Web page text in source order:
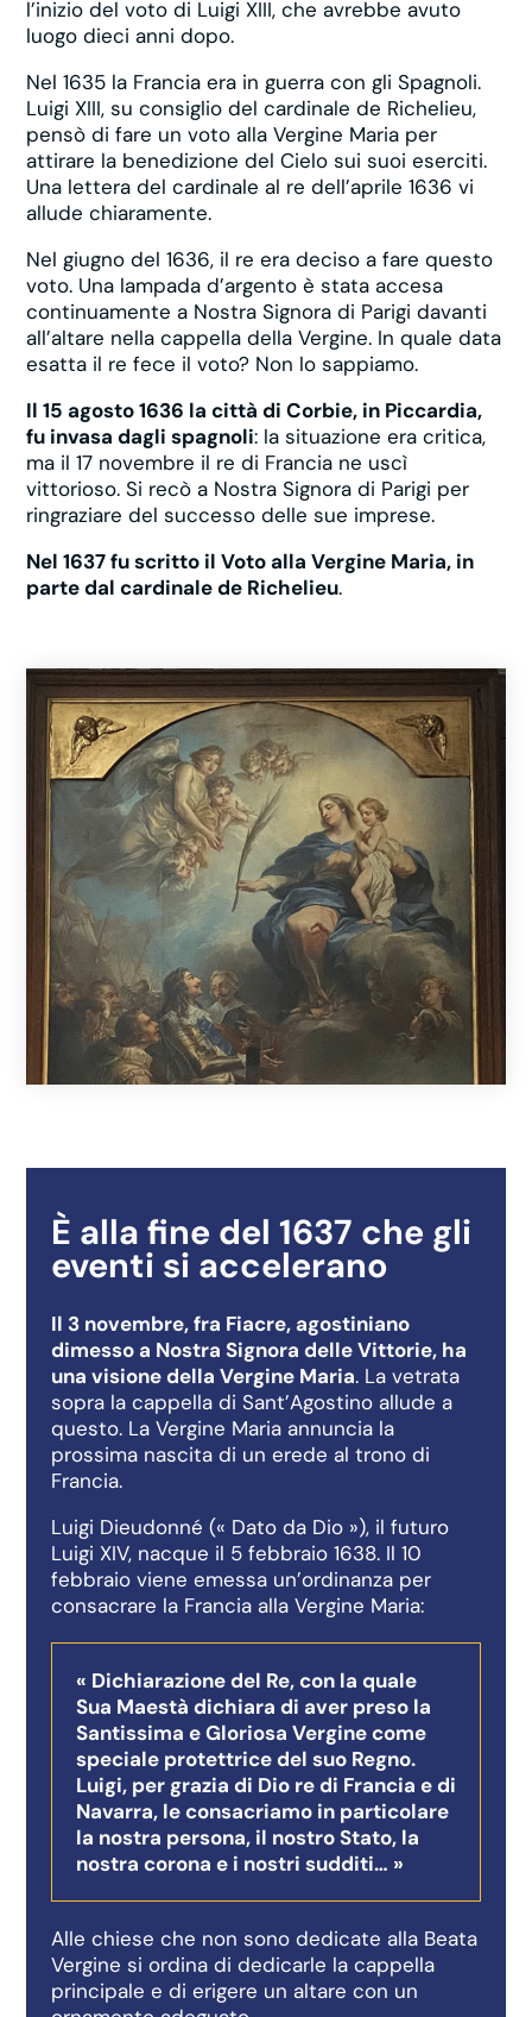
l’inizio del voto di Luigi XIII, che avrebbe avuto
luogo dieci anni dopo.
Nel 1635 la Francia era in guerra con gli Spagnoli.
Luigi XIII, su consiglio del cardinale de Richelieu,
pensò di fare un voto alla Vergine Maria per
attirare la benedizione del Cielo sui suoi eserciti.
Una lettera del cardinale al re dell’aprile 1636 vi
allude chiaramente.
Nel giugno del 1636, il re era deciso a fare questo
voto. Una lampada d’argento è stata accesa
continuamente a Nostra Signora di Parigi davanti
all’altare nella cappella della Vergine. In quale data
esatta il re fece il voto? Non lo sappiamo.
Il 15 agosto 1636 la città di Corbie, in Piccardia,
fu invasa dagli spagnoli: la situazione era critica,
ma il 17 novembre il re di Francia ne uscì
vittorioso. Si recò a Nostra Signora di Parigi per
ringraziare del successo delle sue imprese.
Nel 1637 fu scritto il Voto alla Vergine Maria, in
parte dal cardinale de Richelieu.
È alla fine del 1637 che gli
eventi si accelerano
Il 3 novembre, fra Fiacre, agostiniano
dimesso a Nostra Signora delle Vittorie, ha
una visione della Vergine Maria. La vetrata
sopra la cappella di Sant’Agostino allude a
questo. La Vergine Maria annuncia la
prossima nascita di un erede al trono di
Francia.
Luigi Dieudonné (« Dato da Dio »), il futuro
Luigi XIV, nacque il 5 febbraio 1638. Il 10
febbraio viene emessa un’ordinanza per
consacrare la Francia alla Vergine Maria:
« Dichiarazione del Re, con la quale
Sua Maestà dichiara di aver preso la
Santissima e Gloriosa Vergine come
speciale protettrice del suo Regno.
Luigi, per grazia di Dio re di Francia e di
Navarra, le consacriamo in particolare
la nostra persona, il nostro Stato, la
nostra corona e i nostri sudditi… »
Alle chiese che non sono dedicate alla Beata
Vergine si ordina di dedicarle la cappella
principale e di erigere un altare con un